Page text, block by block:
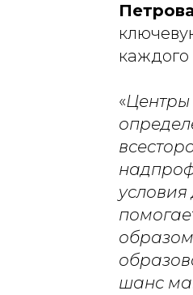
каждого
«Центры
шанс